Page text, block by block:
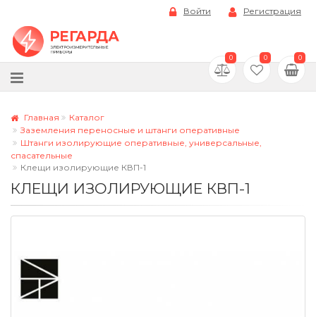
Войти Регистрация
0 0 0
Главная
Каталог
Заземления переносные и штанги оперативные
Штанги изолирующие оперативные, универсальные,
спасательные
Клещи изолирующие КВП-1
КЛЕЩИ ИЗОЛИРУЮЩИЕ КВП-1